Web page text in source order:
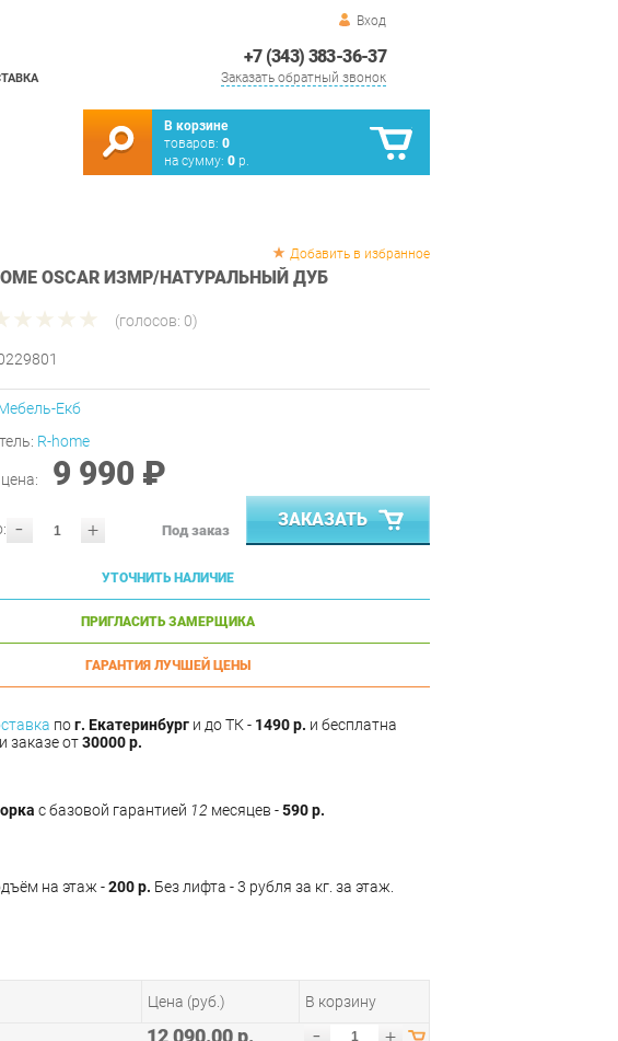
Вход
+7 (343) 383-36-37
Заказать обратный звонок
В корзине
товаров: 0
на сумму: 0 р.
Добавить в избранное
OSCAR ИЗМР/НАТУРАЛЬНЫЙ ДУБ
(голосов: 0)
Екб
R-home
9 990 ₽
- + Под заказ
ЗАКАЗАТЬ
УТОЧНИТЬ НАЛИЧИЕ
ПРИГЛАСИТЬ ЗАМЕРЩИКА
ГАРАНТИЯ ЛУЧШЕЙ ЦЕНЫ
пог. Екатеринбург и до ТК - 1490 р. и бесплатна
заказе от30000 р.
с базовой гарантией 12 месяцев -590 р.
на этаж -200 р. Без лифта - 3 рубля за кг. за этаж.
Цена (руб.) В корзину
12 090.00 р.